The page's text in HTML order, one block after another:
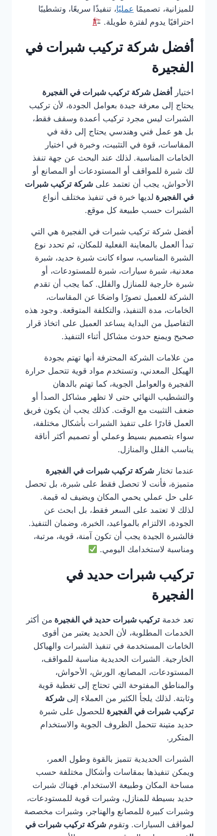
للميزانية، تصميمًا عمليًا، تنفيذًا سريعًا، وتشطيبًا
احترافيًا يدوم لفترة طويلة.
أفضل شركة تركيب شبرات في
الفجيرة
اختيار
أفضل شركة تركيب شبرات في الفجيرة
يحتاج إلى معرفة جيدة بعوامل الجودة، لأن تركيب
الشبرات ليس مجرد تركيب أعمدة وسقف فقط،
بل هو عمل فني وهندسي يحتاج إلى دقة في
المقاسات، قوة في التثبيت، وخبرة في اختيار
الخامات المناسبة. لذلك عند البحث عن جهة تنفذ
لك شبرة للمواقف أو المستودعات أو المصانع أو
الأحواش، يجب أن تعتمد على شركة تركيب شبرات
في الفجيرة لديها خبرة في تنفيذ مختلف أنواع
الشبرات حسب طبيعة كل موقع.
أفضل شركة تركيب شبرات في الفجيرة هي التي
تبدأ العمل بالمعاينة الفعلية للمكان، ثم تحدد نوع
الشبرة المناسب، سواء كانت شبرة حديد، شبرة
معدنية، شبرة سيارات، شبرة للمستودعات، أو
شبرة خارجية للمنازل والفلل. كما يجب أن تقدم
الشركة للعميل تصورًا واضحًا عن المقاسات،
الخامات، مدة التنفيذ، والتكلفة المتوقعة. وجود هذه
التفاصيل من البداية يساعد العميل على اتخاذ قرار
صحيح ويمنع حدوث مشاكل أثناء التنفيذ.
من علامات الشركة المحترفة أنها تهتم بجودة
الهيكل المعدني، وتستخدم مواد قوية تتحمل حرارة
الفجيرة والعوامل الجوية، كما تهتم بالدهان
والتشطيب النهائي حتى لا تظهر مشاكل الصدأ أو
ضعف التثبيت مع الوقت. كذلك يجب أن يكون فريق
العمل قادرًا على تنفيذ الشبرات بأشكال مختلفة،
سواء بتصميم بسيط وعملي أو تصميم أكثر أناقة
يناسب الفلل والمنازل.
عندما تختار شركة تركيب شبرات في الفجيرة
متميزة، فأنت لا تحصل فقط على شبرة، بل تحصل
على حل عملي يحمي المكان ويضيف له قيمة.
لذلك لا تعتمد على السعر فقط، بل ابحث عن
الجودة، الالتزام بالمواعيد، الخبرة، وضمان التنفيذ.
فالشبرة الجيدة يجب أن تكون آمنة، قوية، مرتبة،
ومناسبة لاستخدامك اليومي.
تركيب شبرات حديد في
الفجيرة
تعد خدمة تركيب شبرات حديد في الفجيرة من أكثر
الخدمات المطلوبة، لأن الحديد يعتبر من أقوى
الخامات المستخدمة في تنفيذ الشبرات والهياكل
الخارجية. الشبرات الحديدية مناسبة للمواقف،
المستودعات، المصانع، الورش، الأحواش،
والمناطق المفتوحة التي تحتاج إلى تغطية قوية
وثابتة. لذلك يلجأ الكثير من العملاء إلى شركة
تركيب شبرات في الفجيرة للحصول على شبرة
حديد متينة تتحمل الظروف الجوية والاستخدام
المتكرر.
الشبرات الحديدية تتميز بالقوة وطول العمر،
ويمكن تنفيذها بمقاسات وأشكال مختلفة حسب
مساحة المكان وطبيعة الاستخدام. فهناك شبرات
حديد بسيطة للمنازل، وشبرات قوية للمستودعات،
وشبرات كبيرة للمصانع والهناجر، وشبرات مخصصة
لمواقف السيارات. وتقوم شركة تركيب شبرات في